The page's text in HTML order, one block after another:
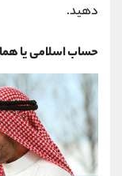
دهید.
حساب اسلامی یا